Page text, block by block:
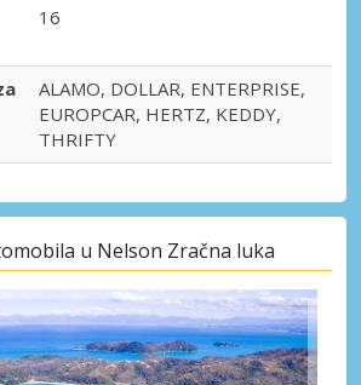
16
ALAMO, DOLLAR, ENTERPRISE,
EUROPCAR, HERTZ, KEDDY,
THRIFTY
u Nelson Zračna luka